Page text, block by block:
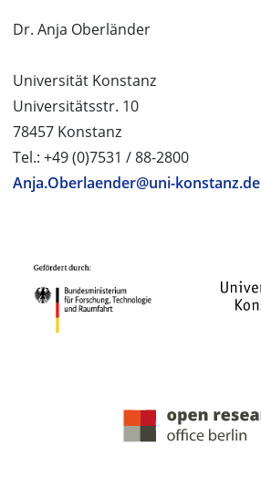
Dr. Anja Oberländer
Universität Konstanz
Universitätsstr. 10
78457 Konstanz
Tel.: +49 (0)7531 / 88-2800
Anja.Oberlaender@uni-konstanz.de